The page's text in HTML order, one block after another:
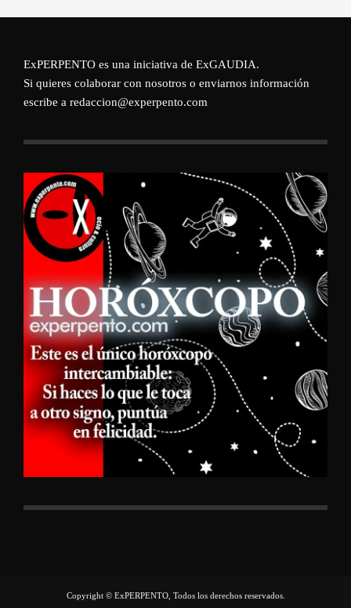
ExPERPENTO es una iniciativa de ExGAUDIA.
Si quieres colaborar con nosotros o enviarnos información
escribe a redaccion@experpento.com
Copyright © ExPERPENTO, Todos los derechos reservados.